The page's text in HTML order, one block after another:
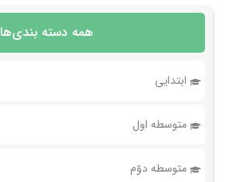
همه دسته بندی‌ها
ابتدایی
متوسطه اول
متوسطه دوّم